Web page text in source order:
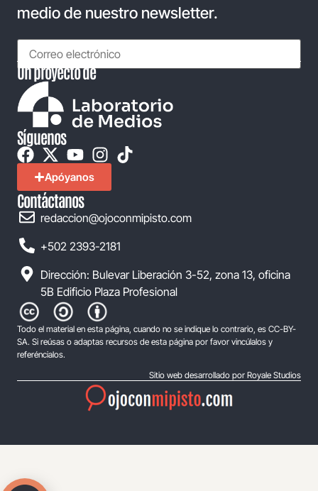
medio de nuestro newsletter.
Un proyecto de
Síguenos
Apóyanos
Contáctanos
redaccion@ojoconmipisto.com
+502 2393-2181
Dirección: Bulevar Liberación 3-52, zona 13, oficina
5B Edificio Plaza Profesional
Todo el material en esta página, cuando no se indique lo contrario, es CC-BY-
SA. Si reúsas o adaptas recursos de esta página por favor vincúlalos y
referéncialos.
Sitio web desarrollado por Royale Studios